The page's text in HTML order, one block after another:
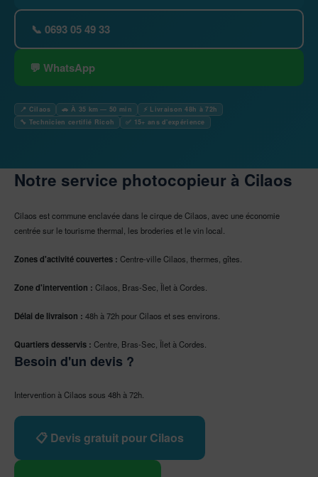
📞 0693 05 49 33
💬 WhatsApp
📍 Cilaos 🚗 À 35 km — 50 min
⚡ Livraison 48h à 72h
🔧 Technicien certifié Ricoh
✅ 15+ ans d'expérience
Notre service photocopieur à Cilaos
Cilaos est commune enclavée dans le cirque de Cilaos, avec une économie
centrée sur le tourisme thermal, les broderies et le vin local.
Zones d'activité couvertes : Centre-ville Cilaos, thermes, gîtes.
Zone d'intervention : Cilaos, Bras-Sec, Îlet à Cordes.
Délai de livraison : 48h à 72h pour Cilaos et ses environs.
Quartiers desservis : Centre, Bras-Sec, Îlet à Cordes.
Besoin d'un devis ?
Intervention à Cilaos sous 48h à 72h.
📋 Devis gratuit pour Cilaos